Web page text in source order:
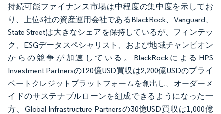
持続可能ファイナンス市場は中程度の集中度を示してお
り、上位3社の資産運用会社であるBlackRock、Vanguard、
State Streetは大きなシェアを保持しているが、フィンテッ
ク、ESGデータスペシャリスト、および地域チャンピオン
からの競争が加速している。BlackRockによるHPS
Investment Partnersの120億USD買収は2,200億USDのプライ
ベートクレジットプラットフォームを創出し、オーダーメ
イドのサステナブルローンを組成できるようになった一
方、Global Infrastructure Partnersの30億USD買収は1,000億